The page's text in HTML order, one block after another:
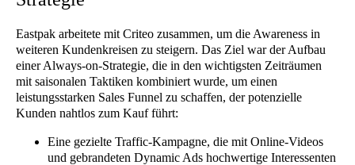
Eastpak arbeitete mit Criteo zusammen, um die Awareness in
weiteren Kundenkreisen zu steigern. Das Ziel war der Aufbau
einer Always-on-Strategie, die in den wichtigsten Zeiträumen
mit saisonalen Taktiken kombiniert wurde, um einen
leistungsstarken Sales Funnel zu schaffen, der potenzielle
Kunden nahtlos zum Kauf führt:
Eine gezielte Traffic-Kampagne, die mit Online-Videos
und gebrandeten Dynamic Ads hochwertige Interessenten